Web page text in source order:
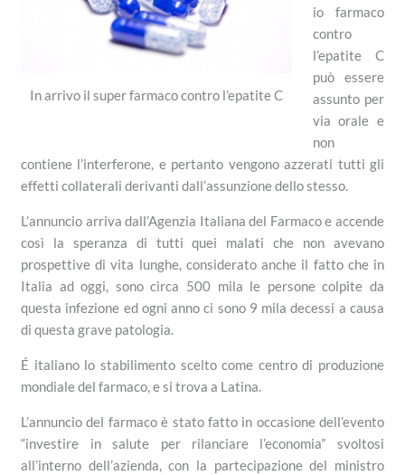
In arrivo il super farmaco contro l’epatite C
io farmaco
contro
l’epatite C
può essere
assunto per
via orale e
non
contiene l’interferone, e pertanto vengono azzerati tutti gli
effetti collaterali derivanti dall’assunzione dello stesso.
L’annuncio arriva dall’Agenzia Italiana del Farmaco e accende
così la speranza di tutti quei malati che non avevano
prospettive di vita lunghe, considerato anche il fatto che in
Italia ad oggi, sono circa 500 mila le persone colpite da
questa infezione ed ogni anno ci sono 9 mila decessi a causa
di questa grave patologia.
É italiano lo stabilimento scelto come centro di produzione
mondiale del farmaco, e si trova a Latina.
L’annuncio del farmaco è stato fatto in occasione dell’evento
“investire in salute per rilanciare l’economia” svoltosi
all’interno dell’azienda, con la partecipazione del ministro